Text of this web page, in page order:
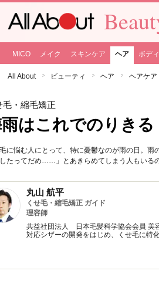
MICO メイク スキンケア ヘア ボデ
All About ビューティ ヘア ヘアケア
毛・縮毛矯正
はこれでのりき
に悩む人にとって、特に憂鬱なのが雨の日。
たってだめ……」とあきらめてしまう人もいる
丸山 航平
くせ毛・縮毛矯正 ガイド
理容師
共益社団法人 日本毛髪科学協会会員 美
対応シザーの開発をはじめ、くせ毛に特